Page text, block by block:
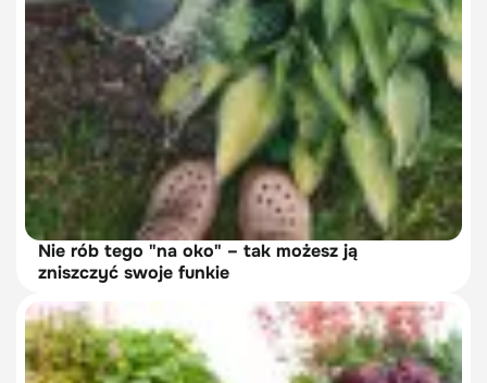
Nie rób tego "na oko" – tak możesz ją
zniszczyć swoje funkie